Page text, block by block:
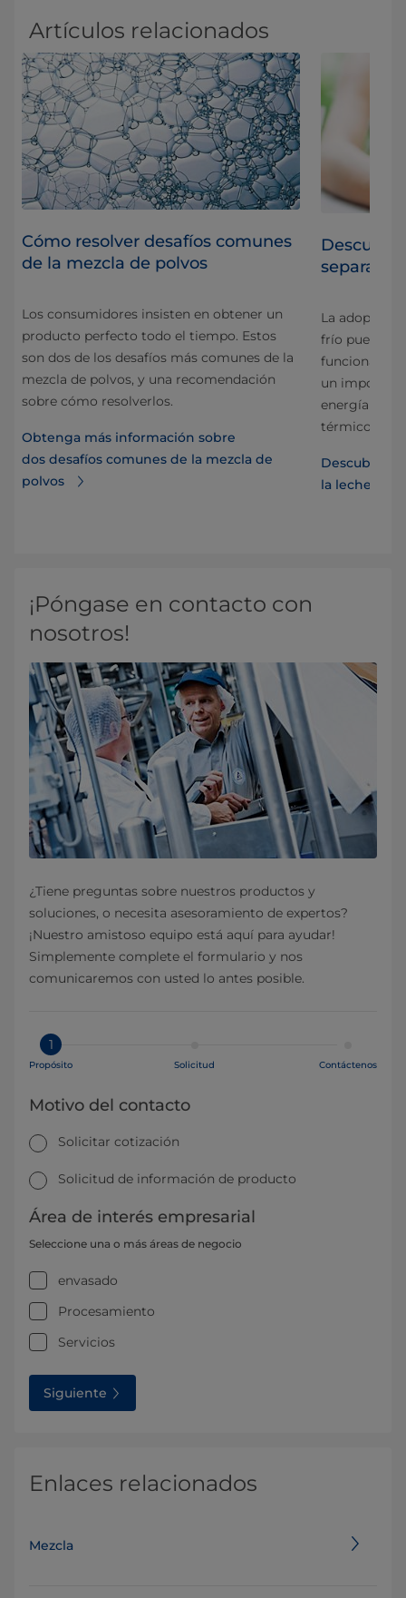
Artículos relacionados
Cómo resolver desafíos comunes
de la mezcla de polvos
Los consumidores insisten en obtener un
producto perfecto todo el tiempo. Estos
son dos de los desafíos más comunes de la
mezcla de polvos, y una recomendación
sobre cómo resolverlos.
Obtenga más información sobre
dos desafíos comunes de la mezcla de
polvos
Descubrir
La adopción
frío puede
un
energía y en
térmicos.
Descubrir
la leche en
¡Póngase en contacto con
nosotros!
¿Tiene preguntas sobre nuestros productos y
soluciones, o necesita asesoramiento de expertos?
¡Nuestro amistoso equipo está aquí para ayudar!
Simplemente complete el formulario y nos
comunicaremos con usted lo antes posible.
1
Propósito Solicitud Contáctenos
Motivo del contacto
Solicitar cotización
Solicitud de información de producto
Área de interés empresarial
Seleccione una o más áreas de negocio
envasado
Procesamiento
Servicios
Siguiente
Enlaces relacionados
Mezcla